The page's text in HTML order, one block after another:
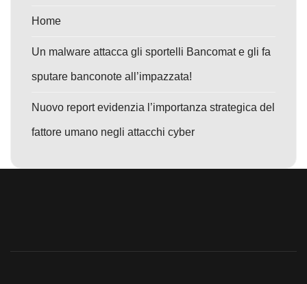
Home
Un malware attacca gli sportelli Bancomat e gli fa
sputare banconote all’impazzata!
Nuovo report evidenzia l’importanza strategica del
fattore umano negli attacchi cyber